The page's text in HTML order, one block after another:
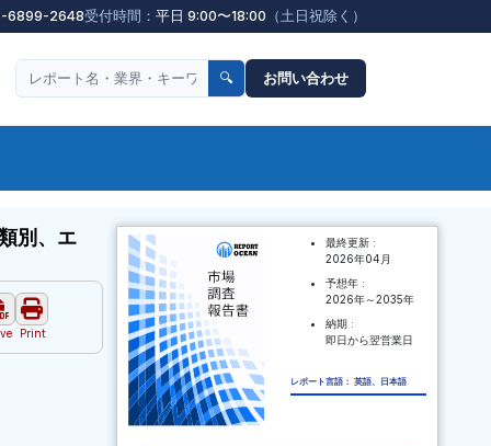
6899-2648受付時間： 平日 9:00〜18:00 （土日祝除く）
🔍 お問い合わせ
別、エ
Print
最終更新 :
2026年04月
予想年 :
2026年～2035年
納期 :
即日から翌営業日
レポート言語： 英語、日本語